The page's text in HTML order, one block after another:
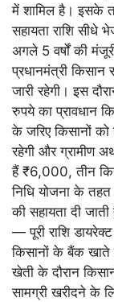
में शामिल है। इसके
सहायता राशि सीधे
अगले 5 वर्षों की
प्रधानमंत्री किसान
जारी रहेगी। इस
रुपये का प्रावधान
के जरिए किसानों
रहेगी और ग्रामीण
हैं ₹6,000, तीन
निधि योजना के तहत
की सहायता दी
— पूरी राशि
किसानों के बैंक खाते
खेती के दौरान
सामग्री खरीदने के